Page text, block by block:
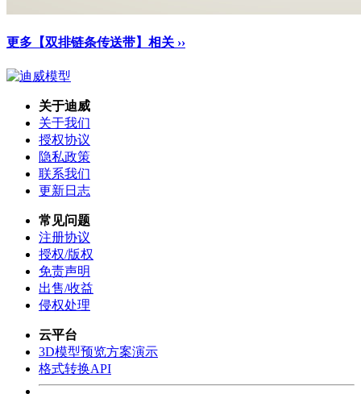
更多【双排链条传送带】相关 ››
关于迪威
关于我们
授权协议
隐私政策
联系我们
更新日志
常见问题
注册协议
授权/版权
免责声明
出售/收益
侵权处理
云平台
3D模型预览方案演示
格式转换API